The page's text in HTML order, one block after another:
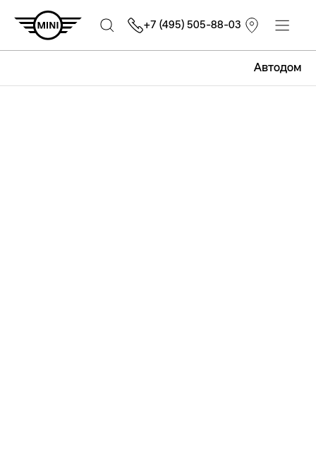
Автодом
+7 (495) 505-88-03